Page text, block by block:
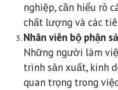
nghiệp, cần hiểu rõ
chất lượng và các
Nhân viên bộ phận
Những người làm
trình sản xuất, kinh
quan trọng trong